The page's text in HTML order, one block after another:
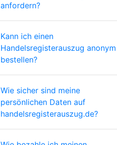
anfordern?
Kann ich einen
Handelsregisterauszug anonym
bestellen?
Wie sicher sind meine
persönlichen Daten auf
handelsregisterauszug.de?